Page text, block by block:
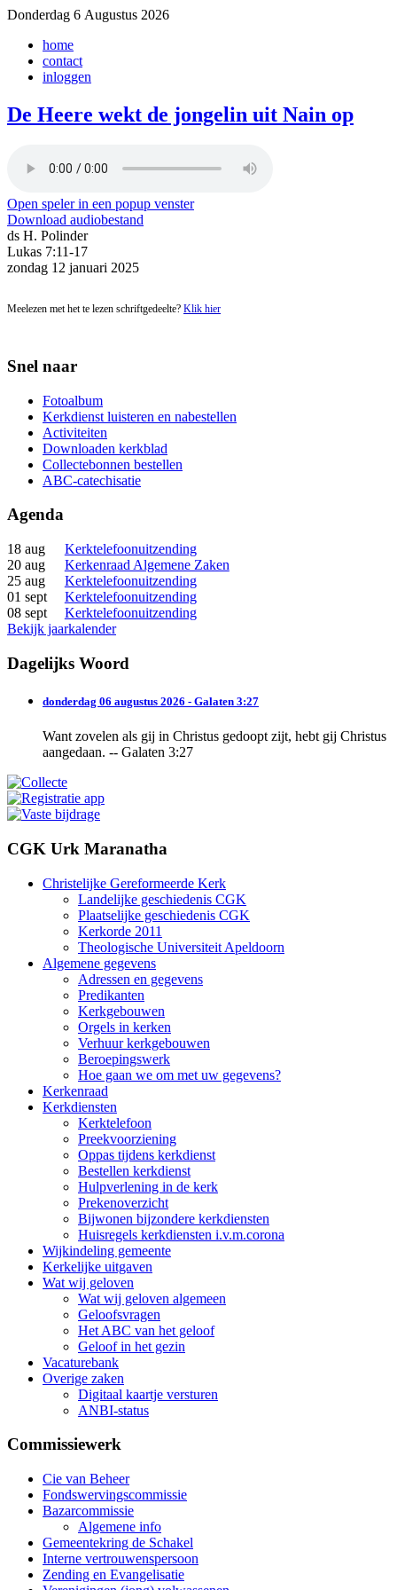
Donderdag 6 Augustus 2026
home
contact
inloggen
De Heere wekt de jongelin uit Nain op
Open speler in een popup venster
Download audiobestand
ds H. Polinder
Lukas 7:11-17
zondag 12 januari 2025
Meelezen met het te lezen schriftgedeelte? Klik hier
Snel naar
Fotoalbum
Kerkdienst luisteren en nabestellen
Activiteiten
Downloaden kerkblad
Collectebonnen bestellen
ABC-catechisatie
Agenda
18 aug
Kerktelefoonuitzending
20 aug
Kerkenraad Algemene Zaken
25 aug
Kerktelefoonuitzending
01 sept
Kerktelefoonuitzending
08 sept
Kerktelefoonuitzending
Bekijk jaarkalender
Dagelijks Woord
donderdag 06 augustus 2026 - Galaten 3:27
Want zovelen als gij in Christus gedoopt zijt, hebt gij Christus
aangedaan. -- Galaten 3:27
CGK Urk Maranatha
Christelijke Gereformeerde Kerk
Landelijke geschiedenis CGK
Plaatselijke geschiedenis CGK
Kerkorde 2011
Theologische Universiteit Apeldoorn
Algemene gegevens
Adressen en gegevens
Predikanten
Kerkgebouwen
Orgels in kerken
Verhuur kerkgebouwen
Beroepingswerk
Hoe gaan we om met uw gegevens?
Kerkenraad
Kerkdiensten
Kerktelefoon
Preekvoorziening
Oppas tijdens kerkdienst
Bestellen kerkdienst
Hulpverlening in de kerk
Prekenoverzicht
Bijwonen bijzondere kerkdiensten
Huisregels kerkdiensten i.v.m.corona
Wijkindeling gemeente
Kerkelijke uitgaven
Wat wij geloven
Wat wij geloven algemeen
Geloofsvragen
Het ABC van het geloof
Geloof in het gezin
Vacaturebank
Overige zaken
Digitaal kaartje versturen
ANBI-status
Commissiewerk
Cie van Beheer
Fondswervingscommissie
Bazarcommissie
Algemene info
Gemeentekring de Schakel
Interne vertrouwenspersoon
Zending en Evangelisatie